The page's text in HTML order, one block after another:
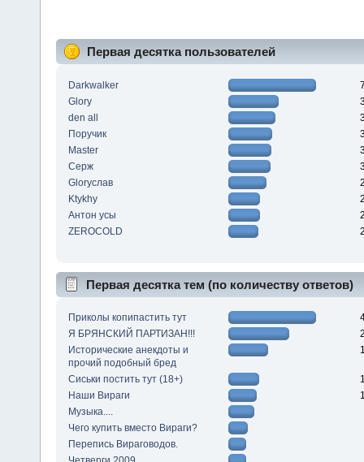
Первая десятка пользователей
Darkwalker
Glory
den all
Поручик
Master
Серж
Gloryслав
Ktykhy
Антон усы
ZEROCOLD
Первая десятка тем (по количеству ответов)
Приколы копипастить тут
Я БРЯНСКИЙ ПАРТИЗАН!!!
Исторические анекдоты и
прочий подобный бред
Сиськи постить тут (18+)
Наши Вираги
Музыка....
Чего купить вместо Вираги?
Перепись Вираговодов.